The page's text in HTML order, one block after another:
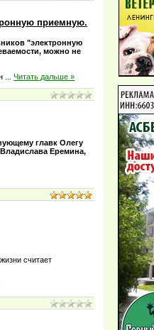
приемную.
"электронную
можно не
...Читать дальше »
главк Олегу
Еремина,
считает